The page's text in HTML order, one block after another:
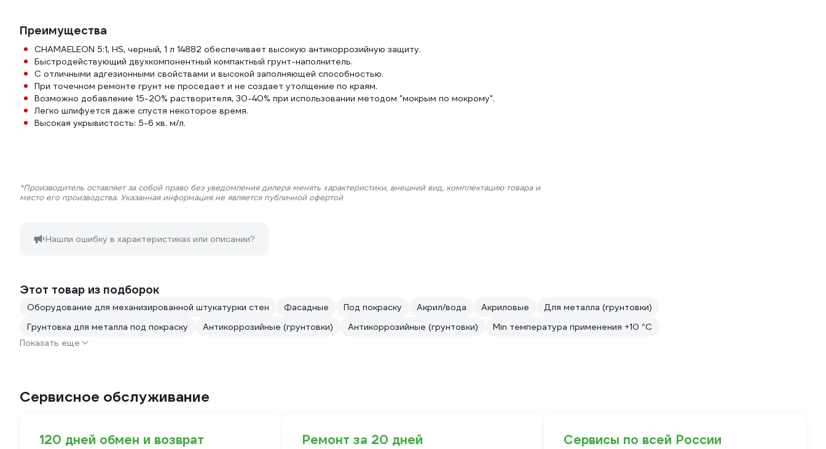
Преимущества
CHAMAELEON 5:1, HS, черный, 1 л 14882 обеспечивает высокую антикоррозийную защиту.
Быстродействующий двухкомпонентный компактный грунт-наполнитель.
С отличными адгезионными свойствами и высокой заполняющей способностью.
При точечном ремонте грунт не проседает и не создает утолщение по краям.
Возможно добавление 15-20% растворителя, 30-40% при использовании методом "мокрым по мокрому".
Легко шлифуется даже спустя некоторое время.
Высокая укрывистость: 5-6 кв. м/л.
*Производитель оставляет за собой право без уведомления дилера менять характеристики, внешний вид, комплектацию товара и
место его производства. Указанная информация не является публичной офертой
Нашли ошибку в характеристиках или описании?
Этот товар из подборок
Оборудование для механизированной штукатурки стен Фасадные Под покраску Акрил/вода Акриловые
Для металла (грунтовки)
Грунтовка для металла под покраску
Антикоррозийные (грунтовки) Антикоррозийные (грунтовки)
Min температура применения +10 °С
Показать еще
Сервисное обслуживание
120 дней обмен и возврат Ремонт за 20 дней Сервисы по всей России